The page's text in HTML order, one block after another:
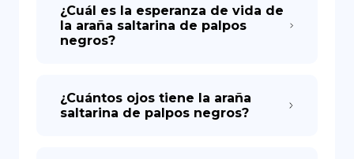
¿Cuál es la esperanza de vida de
la araña saltarina de palpos
negros?
¿Cuántos ojos tiene la araña
saltarina de palpos negros?